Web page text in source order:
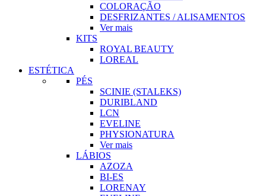
COLORAÇÃO
DESFRIZANTES / ALISAMENTOS
Ver mais
KITS
ROYAL BEAUTY
LOREAL
ESTÉTICA
PÉS
SCINIE (STALEKS)
DURIBLAND
LCN
EVELINE
PHYSIONATURA
Ver mais
LÁBIOS
AZOZA
BI-ES
LORENAY